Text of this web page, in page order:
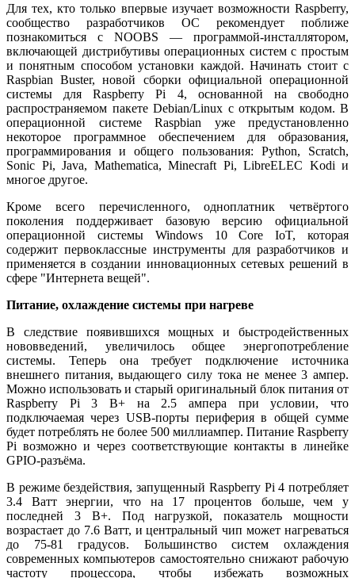
Для тех, кто только впервые изучает возможности Raspberry,
сообщество разработчиков ОС рекомендует поближе
познакомиться с NOOBS — программой-инсталлятором,
включающей дистрибутивы операционных систем с простым
и понятным способом установки каждой. Начинать стоит с
Raspbian Buster, новой сборки официальной операционной
системы для Raspberry Pi 4, основанной на свободно
распространяемом пакете Debian/Linux с открытым кодом. В
операционной системе Raspbian уже предустановленно
некоторое программное обеспечением для образования,
программирования и общего пользования: Python, Scratch,
Sonic Pi, Java, Mathematica, Minecraft Pi, LibreELEC Kodi и
многое другое.
Кроме всего перечисленного, одноплатник четвёртого
поколения поддерживает базовую версию официальной
операционной системы Windows 10 Core IoT, которая
содержит первоклассные инструменты для разработчиков и
применяется в создании инновационных сетевых решений в
сфере "Интернета вещей".
Питание, охлаждение системы при нагреве
В следствие появившихся мощных и быстродейственных
нововведений, увеличилось общее энергопотребление
системы. Теперь она требует подключение источника
внешнего питания, выдающего силу тока не менее 3 ампер.
Можно использовать и старый оригинальный блок питания от
Raspberry Pi 3 B+ на 2.5 ампера при условии, что
подключаемая через USB-порты периферия в общей сумме
будет потреблять не более 500 миллиампер. Питание Raspberry
Pi возможно и через соответствующие контакты в линейке
GPIO-разъёма.
В режиме бездействия, запущенный Raspberry Pi 4 потребляет
3.4 Ватт энергии, что на 17 процентов больше, чем у
последней 3 B+. Под нагрузкой, показатель мощности
возрастает до 7.6 Ватт, и центральный чип может нагреваться
до 75-81 градусов. Большинство систем охлаждения
современных компьютеров самостоятельно снижают рабочую
частоту процессора, чтобы избежать возможных